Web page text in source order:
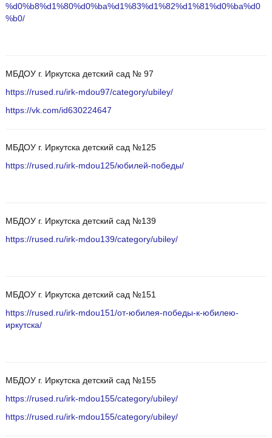
%d0%b8%d1%80%d0%ba%d1%83%d1%82%d1%81%d0%ba%d0
%b0/
МБДОУ г. Иркутска детский сад № 97
https://rused.ru/irk-mdou97/category/ubiley/
https://vk.com/id630224647
МБДОУ г. Иркутска детский сад №125
https://rused.ru/irk-mdou125/юбилей-победы/
МБДОУ г. Иркутска детский сад №139
https://rused.ru/irk-mdou139/category/ubiley/
МБДОУ г. Иркутска детский сад №151
https://rused.ru/irk-mdou151/от-юбилея-победы-к-юбилею-
иркутска/
МБДОУ г. Иркутска детский сад №155
https://rused.ru/irk-mdou155/category/ubiley/
https://rused.ru/irk-mdou155/category/ubiley/